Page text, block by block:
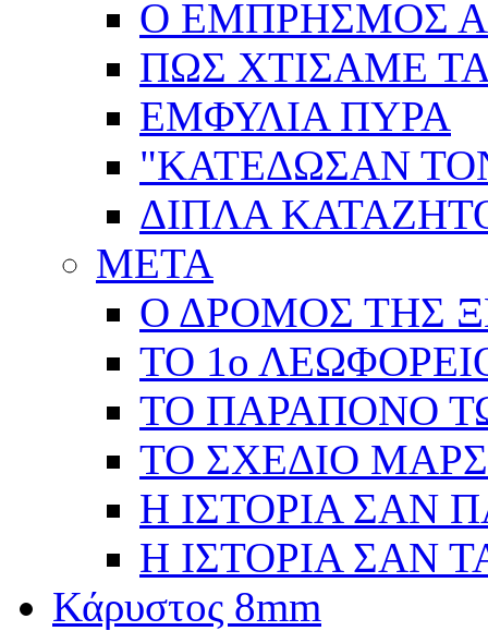
Ο ΕΜΠΡΗΣΜΟΣ
ΠΩΣ ΧΤΙΣΑΜΕ ΤΑ
ΕΜΦΥΛΙΑ ΠΥΡΑ
"ΚΑΤΕΔΩΣΑΝ
ΔΙΠΛΑ
ΜΕΤΑ
Ο ΔΡΟΜΟΣ ΤΗΣ
ΤΟ 1ο
ΤΟ ΠΑΡΑΠΟΝΟ
ΤΟ ΣΧΕΔΙΟ
Η ΙΣΤΟΡΙΑ ΣΑΝ
Η ΙΣΤΟΡΙΑ ΣΑΝ
Κάρυστος 8mm